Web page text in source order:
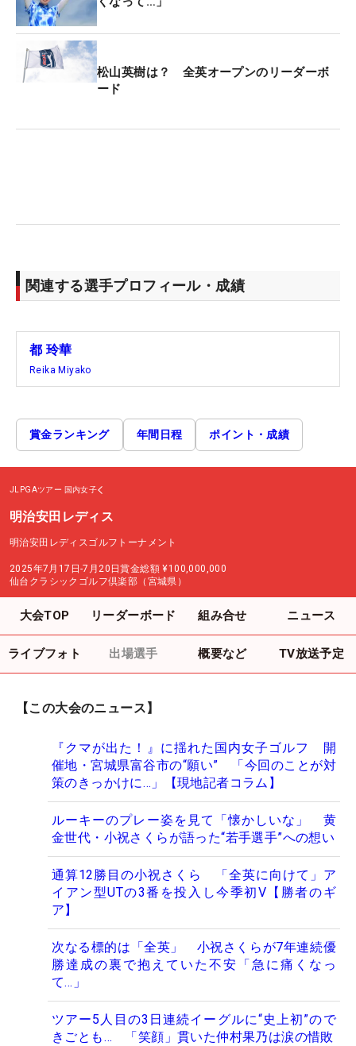
松山英樹は？ 全英オープンのリーダーボ
ード
関連する選手プロフィール・成績
都 玲華
Reika Miyako
賞金ランキング 年間日程 ポイント・成績
JLPGAツアー 国内女子
明治安田レディス
明治安田レディスゴルフトーナメント
2025年7月17日-7月20日賞金総額 ¥100,000,000
仙台クラシックゴルフ倶楽部（宮城県）
大会TOP リーダーボード 組み合せ ニュース
ライブフォト 出場選手 概要など TV放送予定
【この大会のニュース】
『クマが出た！』に揺れた国内女子ゴルフ 開
催地・宮城県富谷市の“願い” 「今回のことが対
策のきっかけに…」【現地記者コラム】
ルーキーのプレー姿を見て「懐かしいな」 黄
金世代・小祝さくらが語った“若手選手”への想い
通算12勝目の小祝さくら 「全英に向けて」ア
イアン型UTの3番を投入し今季初V【勝者のギ
ア】
次なる標的は「全英」 小祝さくらが7年連続優
勝達成の裏で抱えていた不安「急に痛くなっ
て…」
ツアー5人目の3日連続イーグルに“史上初”ので
きごとも… 「笑顔」貫いた仲村果乃は涙の惜敗